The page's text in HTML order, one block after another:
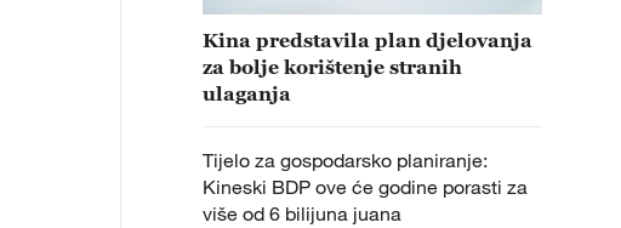
Kina predstavila plan djelovanja
za bolje korištenje stranih
ulaganja
Tijelo za gospodarsko planiranje:
Kineski BDP ove će godine porasti za
više od 6 bilijuna juana